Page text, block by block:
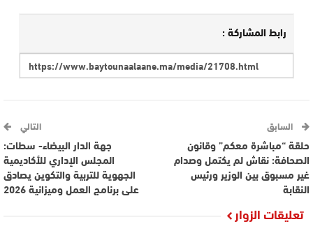
رابط المشاركة :
السابق
حلقة “مباشرة معكم” وقانون
الصحافة: نقاش لم يكتمل وصدام
غير مسبوق بين الوزير ورئيس
النقابة
التالي
جهة الدار البيضاء- سطات:
المجلس الإداري للأكاديمية
الجهوية للتربية والتكوين يصادق
على برنامج العمل وميزانية 2026
تعليقات الزوار